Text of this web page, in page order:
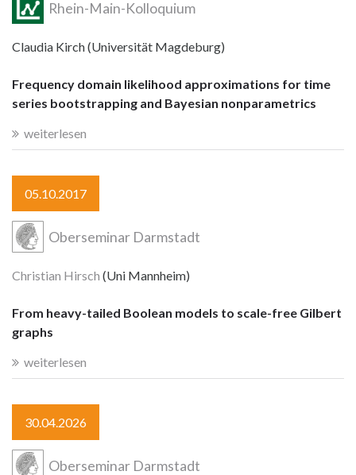
Rhein-Main-Kolloquium
Claudia Kirch (Universität Magdeburg)
Frequency domain likelihood approximations for time
series bootstrapping and Bayesian nonparametrics
weiterlesen
05.10.2017
Oberseminar Darmstadt
Christian Hirsch (Uni Mannheim)
From heavy-tailed Boolean models to scale-free Gilbert
graphs
weiterlesen
30.04.2026
Oberseminar Darmstadt